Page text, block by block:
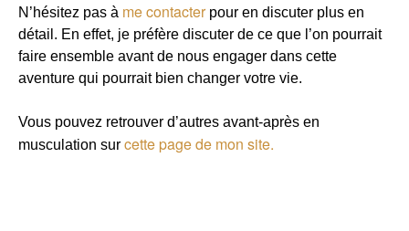
N’hésitez pas à me contacterpour en discuter plus en
détail. En effet, je préfère discuter de ce que l’on pourrait
faire ensemble avant de nous engager dans cette
aventure qui pourrait bien changer votre vie.
Vous pouvez retrouver d’autres avant-après en
musculation sur cette page de mon site.